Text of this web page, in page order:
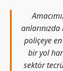
poliçeye
bir yol
sektör